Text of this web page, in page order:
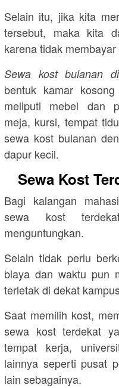
Selain itu, jika kita
tersebut, maka kita
karena tidak
Sewa kost bulanan
bentuk kamar
meliputi mebel dan
meja, kursi, tempat
sewa kost bulanan
dapur kecil.
Sewa Kost
Bagi kalangan
sewa kost
menguntungkan.
Selain tidak perlu
biaya dan waktu pun
terletak di dekat
Saat memilih kost,
sewa kost terdekat
tempat kerja,
lainnya seperti pusat
lain sebagainya.